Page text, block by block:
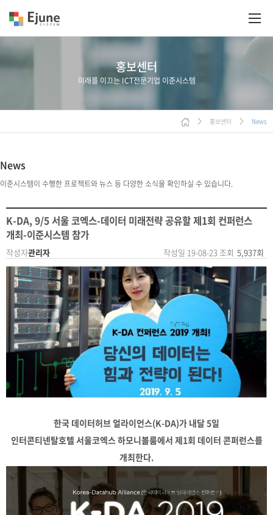
홍보센터
미래를 이끄는 ICT전문기업 이준시스템
> 홍보센터 > News
News
이준시스템이 수행한 프로젝트와 뉴스 등 다양한 소식을 확인하실 수 있습니다.
K-DA, 9/5 서울 코엑스-데이터 미래전략 공유할 제1회 컨퍼런스
개최-이준시스템 참가
작성자관리자 작성일 19-08-23 조회 5,937회
본문
한국 데이터허브 얼라이언스(K-DA)가 내달 5일
인터콘티넨탈호텔 서울코엑스 하모니볼룸에서 제1회 데이터 콘퍼런스를
개최한다.